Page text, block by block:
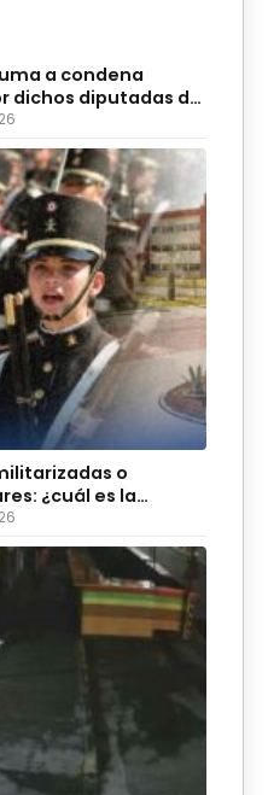
a condena
dichos diputadas de
o
¿cuál es la